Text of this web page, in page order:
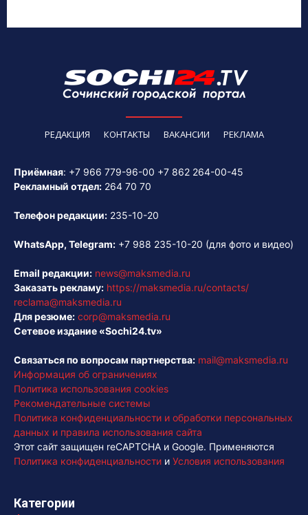
РЕДАКЦИЯ КОНТАКТЫ ВАКАНСИИ РЕКЛАМА
Приёмная: +7 966 779-96-00 +7 862 264-00-45
Рекламный отдел: 264 70 70
Телефон редакции: 235-10-20
WhatsApp, Telegram: +7 988 235-10-20 (для фото и видео)
Email редакции: news@maksmedia.ru
Заказать рекламу: https://maksmedia.ru/contacts/
reclama@maksmedia.ru
Для резюме: corp@maksmedia.ru
Сетевое издание «Sochi24.tv»
Связаться по вопросам партнерства: mail@maksmedia.ru
Информация об ограничениях
Политика использования cookies
Рекомендательные системы
Политика конфиденциальности и обработки персональных
данных и правила использования сайта
Этот сайт защищен reCAPTCHA и Google. Применяются
Политика конфиденциальности и Условия использования
Категории